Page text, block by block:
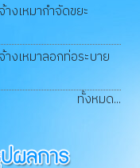
งเหมากำจัดขยะ
งเหมาลอกท่อระบาย
ทั้งหมด...